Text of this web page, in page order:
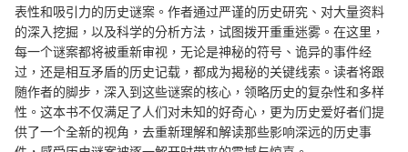
表性和吸引力的历史谜案。作者通过严谨的历史研究、对大量资料
的深入挖掘，以及科学的分析方法，试图拨开重重迷雾。在这里，
每一个谜案都将被重新审视，无论是神秘的符号、诡异的事件经
过，还是相互矛盾的历史记载，都成为揭秘的关键线索。读者将跟
随作者的脚步，深入到这些谜案的核心，领略历史的复杂性和多样
性。这本书不仅满足了人们对未知的好奇心，更为历史爱好者们提
供了一个全新的视角，去重新理解和解读那些影响深远的历史事